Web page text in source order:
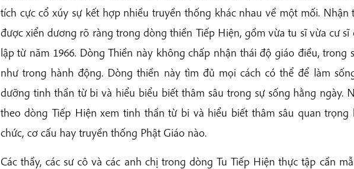
tích cực cổ xúy sự kết hợp nhiều truyền thống khác nhau về một mối. Nhận
được xiển dương rõ ràng trong dòng thiền Tiếp Hiện, gồm vừa tu sĩ vừa cư sĩ
lập từ năm 1966. Dòng Thiền này không chấp nhận thái độ giáo điều, trong
như trong hành động. Dòng thiền này tìm đủ mọi cách có thể để làm
dưỡng tinh thần từ bi và hiểu biểu biết thâm sâu trong sự sống hằng ngày.
theo dòng Tiếp Hiện xem tinh thần từ bi và hiểu biết thâm sâu quan
chức, cơ cấu hay truyền thống Phật Giáo nào.
Các thầy, các sư cô và các anh chị trong dòng Tu Tiếp Hiện thực tập cần